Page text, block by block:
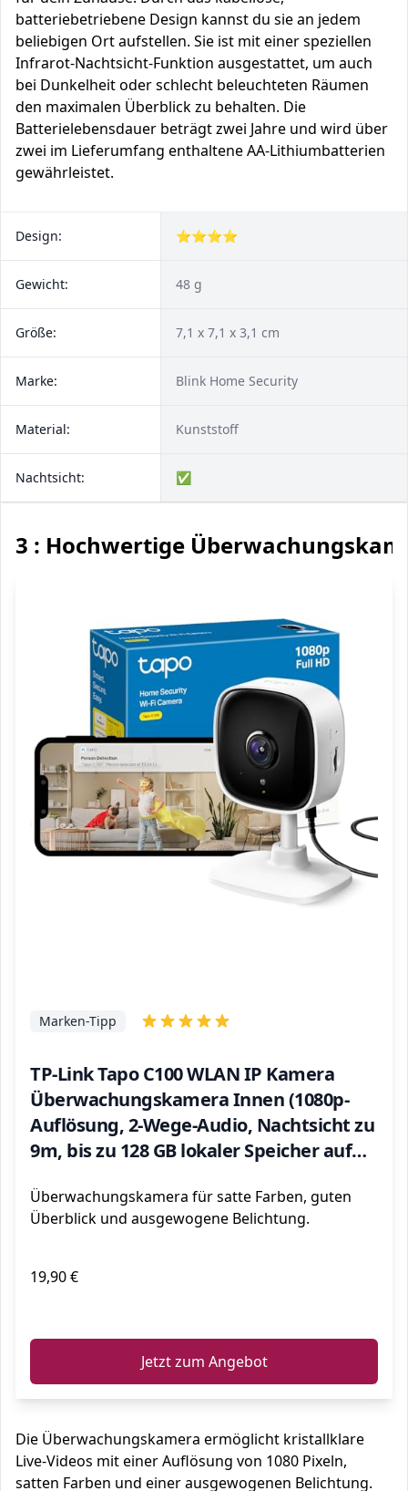
batteriebetriebene Design kannst du sie an jedem
beliebigen Ort aufstellen. Sie ist mit einer speziellen
Infrarot-Nachtsicht-Funktion ausgestattet, um auch
bei Dunkelheit oder schlecht beleuchteten Räumen
den maximalen Überblick zu behalten. Die
Batterielebensdauer beträgt zwei Jahre und wird über
zwei im Lieferumfang enthaltene AA-Lithiumbatterien
gewährleistet.
Design: ⭐⭐⭐⭐
Gewicht: 48 g
Größe: 7,1 x 7,1 x 3,1 cm
Marke: Blink Home Security
Material: Kunststoff
Nachtsicht: ✅
3 : Hochwertige
TP-Link Tapo C100 WLAN IP Kamera
Überwachungskamera Innen (1080p-
Auflösung, 2-Wege-Audio, Nachtsicht zu
9m, bis zu 128 GB lokaler Speicher auf
Alexa) Weiß
Marken-Tipp
Überwachungskamera für satte Farben, guten
Überblick und ausgewogene Belichtung.
19,90 €
Jetzt zum Angebot
Die Überwachungskamera ermöglicht kristallklare
Live-Videos mit einer Auflösung von 1080 Pixeln,
satten Farben und einer ausgewogenen Belichtung.